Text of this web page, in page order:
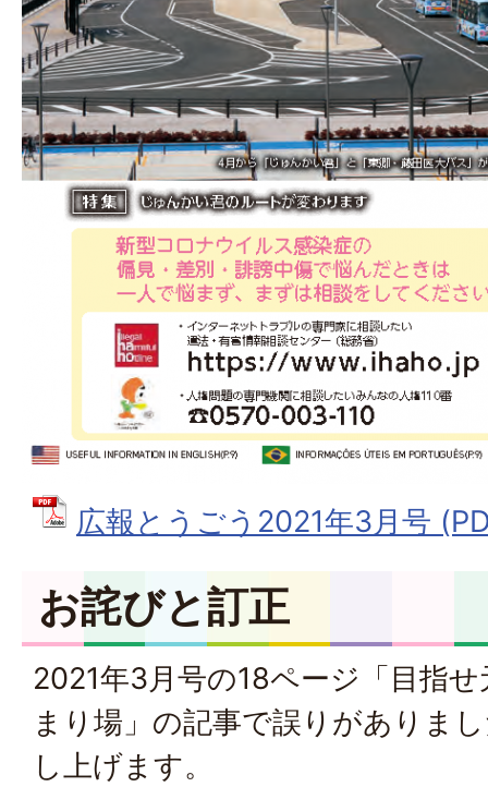
広報とうごう2021年3月号
お詫びと訂正
2021年3月号の18ページ「目指
まり場」の記事で誤りがありま
し上げます。